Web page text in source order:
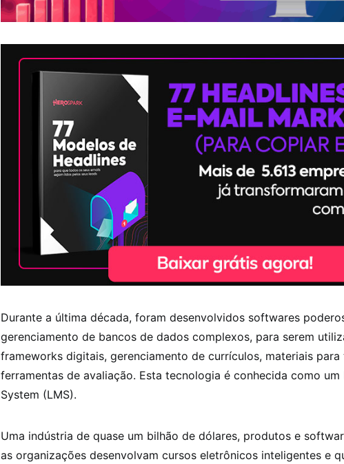
Durante a última década, foram desenvolvidos softwares
gerenciamento de bancos de dados complexos, para serem
frameworks digitais, gerenciamento de currículos, materiais para
ferramentas de avaliação. Esta tecnologia é conhecida como um
System (LMS).
Uma indústria de quase um bilhão de dólares, produtos e
as organizações desenvolvam cursos eletrônicos inteligentes e